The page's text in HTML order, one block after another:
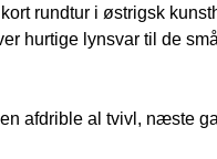
rundtur i østrigsk
hurtige lynsvar til de
afdrible al tvivl, næste